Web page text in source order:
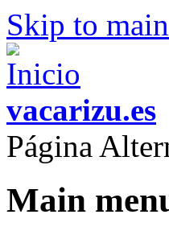
Skip to
vacarizu.es
Página
Main